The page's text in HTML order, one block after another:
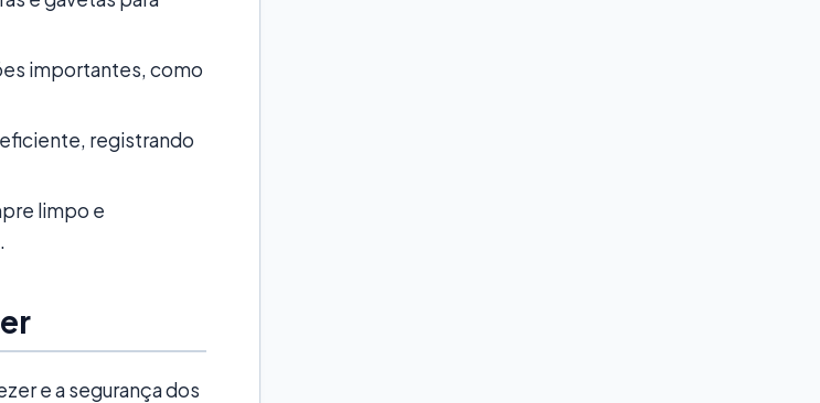
importantes, como
registrando
limpo e
e a segurança dos